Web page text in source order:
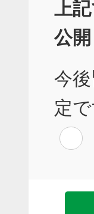
上
公
今
定